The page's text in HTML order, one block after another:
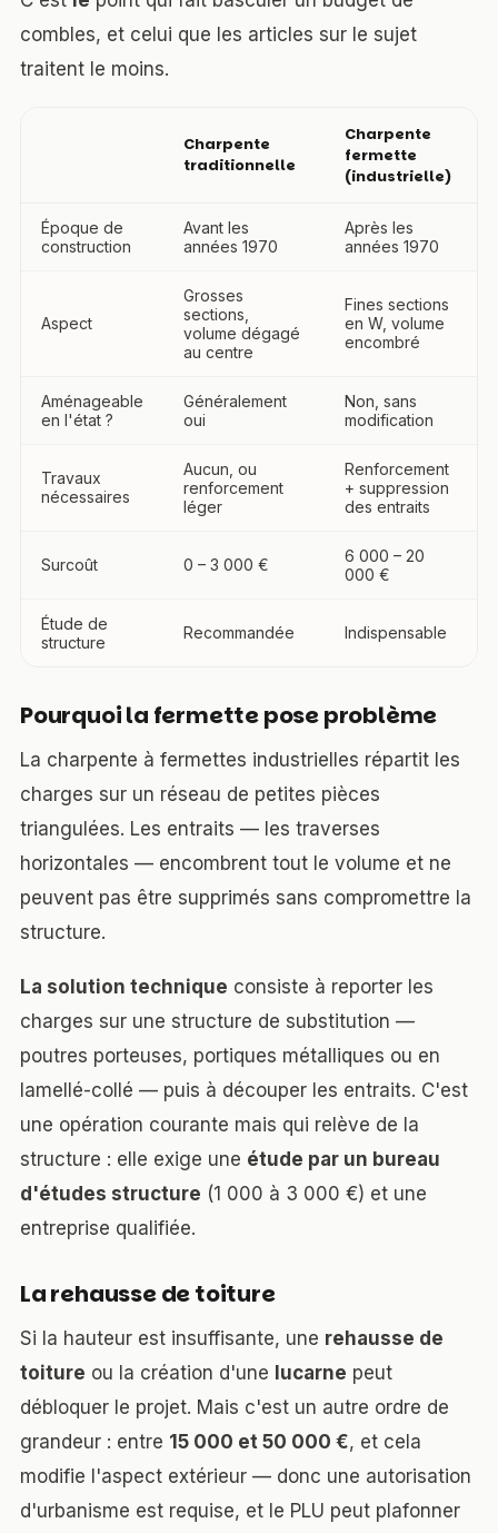
combles, et celui que les articles sur le sujet
traitent le moins.
Charpente
traditionnelle
Charpente
fermette
(industrielle)
Époque de
construction
Avant les
années 1970
Après les
années 1970
Aspect
Grosses
sections,
volume dégagé
au centre
Fines sections
en W, volume
encombré
Aménageable
en l'état ?
Généralement
oui
Non, sans
modification
Travaux
nécessaires
Aucun, ou
renforcement
léger
Renforcement
+ suppression
des entraits
Surcoût 0 – 3 000 €
6 000 – 20
000 €
Étude de
structure
Recommandée Indispensable
Pourquoi la fermette pose problème
La charpente à fermettes industrielles répartit les
charges sur un réseau de petites pièces
triangulées. Les entraits — les traverses
horizontales — encombrent tout le volume et ne
peuvent pas être supprimés sans compromettre la
structure.
La solution technique consiste à reporter les
charges sur une structure de substitution —
poutres porteuses, portiques métalliques ou en
lamellé-collé — puis à découper les entraits. C'est
une opération courante mais qui relève de la
structure : elle exige une étude par un bureau
d'études structure (1 000 à 3 000 €) et une
entreprise qualifiée.
La rehausse de toiture
Si la hauteur est insuffisante, une rehausse de
toiture ou la création d'une lucarne peut
débloquer le projet. Mais c'est un autre ordre de
grandeur : entre 15 000 et 50 000 €, et cela
modifie l'aspect extérieur — donc une autorisation
d'urbanisme est requise, et le PLU peut plafonner